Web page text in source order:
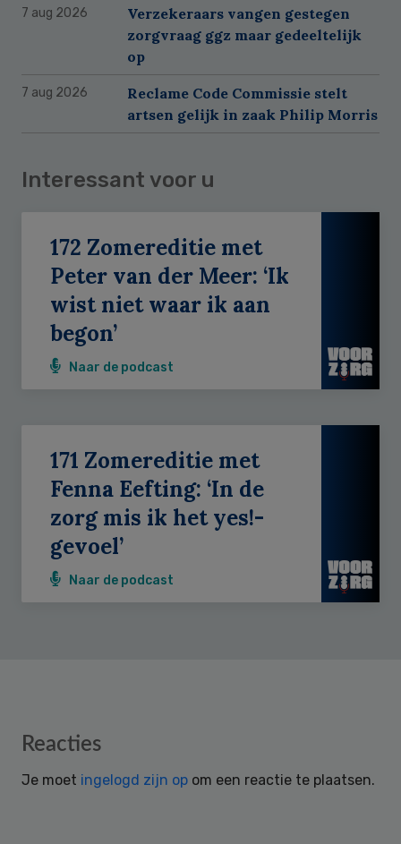
7 aug 2026
Verzekeraars vangen gestegen
zorgvraag ggz maar gedeeltelijk
op
7 aug 2026
Reclame Code Commissie stelt
artsen gelijk in zaak Philip Morris
Interessant voor u
172 Zomereditie met
Peter van der Meer: ‘Ik
wist niet waar ik aan
begon’
Naar de podcast
171 Zomereditie met
Fenna Eefting: ‘In de
zorg mis ik het yes!-
gevoel’
Naar de podcast
Reader
Reacties
Je moet ingelogd zijn op om een reactie te plaatsen.